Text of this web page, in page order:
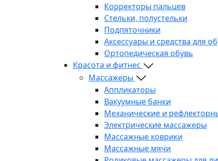
Корректоры пальцев
Стельки, полустельки
Подпяточники
Аксессуары и средства для
Ортопедическая обувь
Красота и фитнес
Массажеры
Аппликаторы
Вакуумные банки
Механические и
Электрические массажеры
Массажные коврики
Массажные мячи